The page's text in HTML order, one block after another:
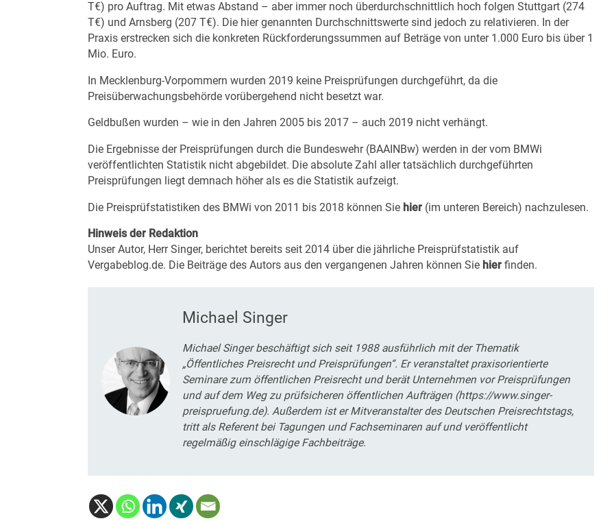
T€) pro Auftrag. Mit etwas Abstand – aber immer noch überdurchschnittlich hoch folgen Stuttgart (274
T€) und Arnsberg (207 T€). Die hier genannten Durchschnittswerte sind jedoch zu relativieren. In der
Praxis erstrecken sich die konkreten Rückforderungssummen auf Beträge von unter 1.000 Euro bis über 1
Mio. Euro.
In Mecklenburg-Vorpommern wurden 2019 keine Preisprüfungen durchgeführt, da die
Preisüberwachungsbehörde vorübergehend nicht besetzt war.
Geldbußen wurden – wie in den Jahren 2005 bis 2017 – auch 2019 nicht verhängt.
Die Ergebnisse der Preisprüfungen durch die Bundeswehr (BAAINBw) werden in der vom BMWi
veröffentlichten Statistik nicht abgebildet. Die absolute Zahl aller tatsächlich durchgeführten
Preisprüfungen liegt demnach höher als es die Statistik aufzeigt.
Die Preisprüfstatistiken des BMWi von 2011 bis 2018 können Sie hier (im unteren Bereich) nachzulesen.
Hinweis der Redaktion
Unser Autor, Herr Singer, berichtet bereits seit 2014 über die jährliche Preisprüfstatistik auf
Vergabeblog.de. Die Beiträge des Autors aus den vergangenen Jahren können Sie hier finden.
Michael Singer
Michael Singer beschäftigt sich seit 1988 ausführlich mit der Thematik
„Öffentliches Preisrecht und Preisprüfungen“. Er veranstaltet praxisorientierte
Seminare zum öffentlichen Preisrecht und berät Unternehmen vor Preisprüfungen
und auf dem Weg zu prüfsicheren öffentlichen Aufträgen (https://www.singer-
preispruefung.de). Außerdem ist er Mitveranstalter des Deutschen Preisrechtstags,
tritt als Referent bei Tagungen und Fachseminaren auf und veröffentlicht
regelmäßig einschlägige Fachbeiträge.